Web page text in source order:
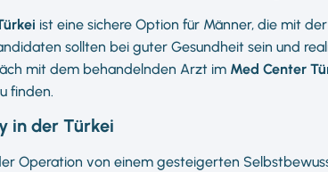
ist eine sichere Option für Männer, die mit
sollten bei guter Gesundheit sein und
mit dem behandelnden Arzt im Med Center
finden.
in der Türkei
Operation von einem gesteigerten